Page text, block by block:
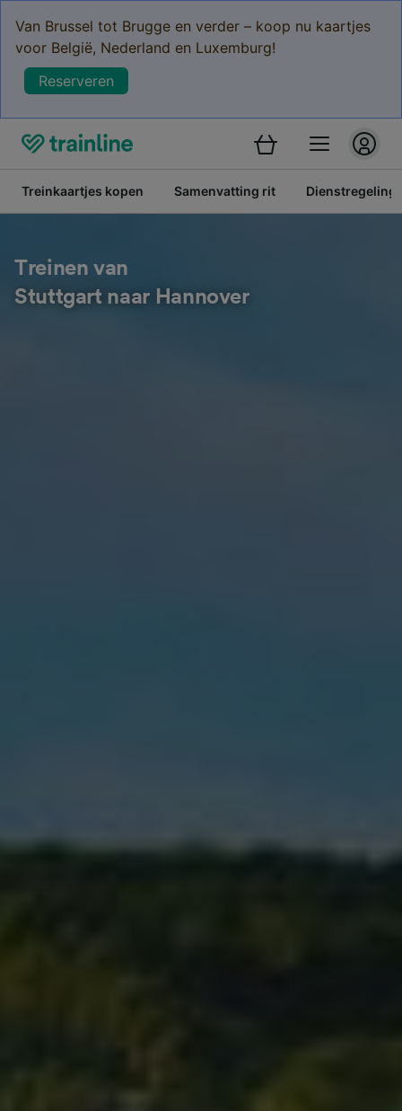
Van Brussel tot Brugge en verder – koop nu kaartjes
voor België, Nederland en Luxemburg!
Reserveren
Treinkaartjes kopen Samenvatting rit Dienstregeling
Treinen van
Stuttgart naar Hannover